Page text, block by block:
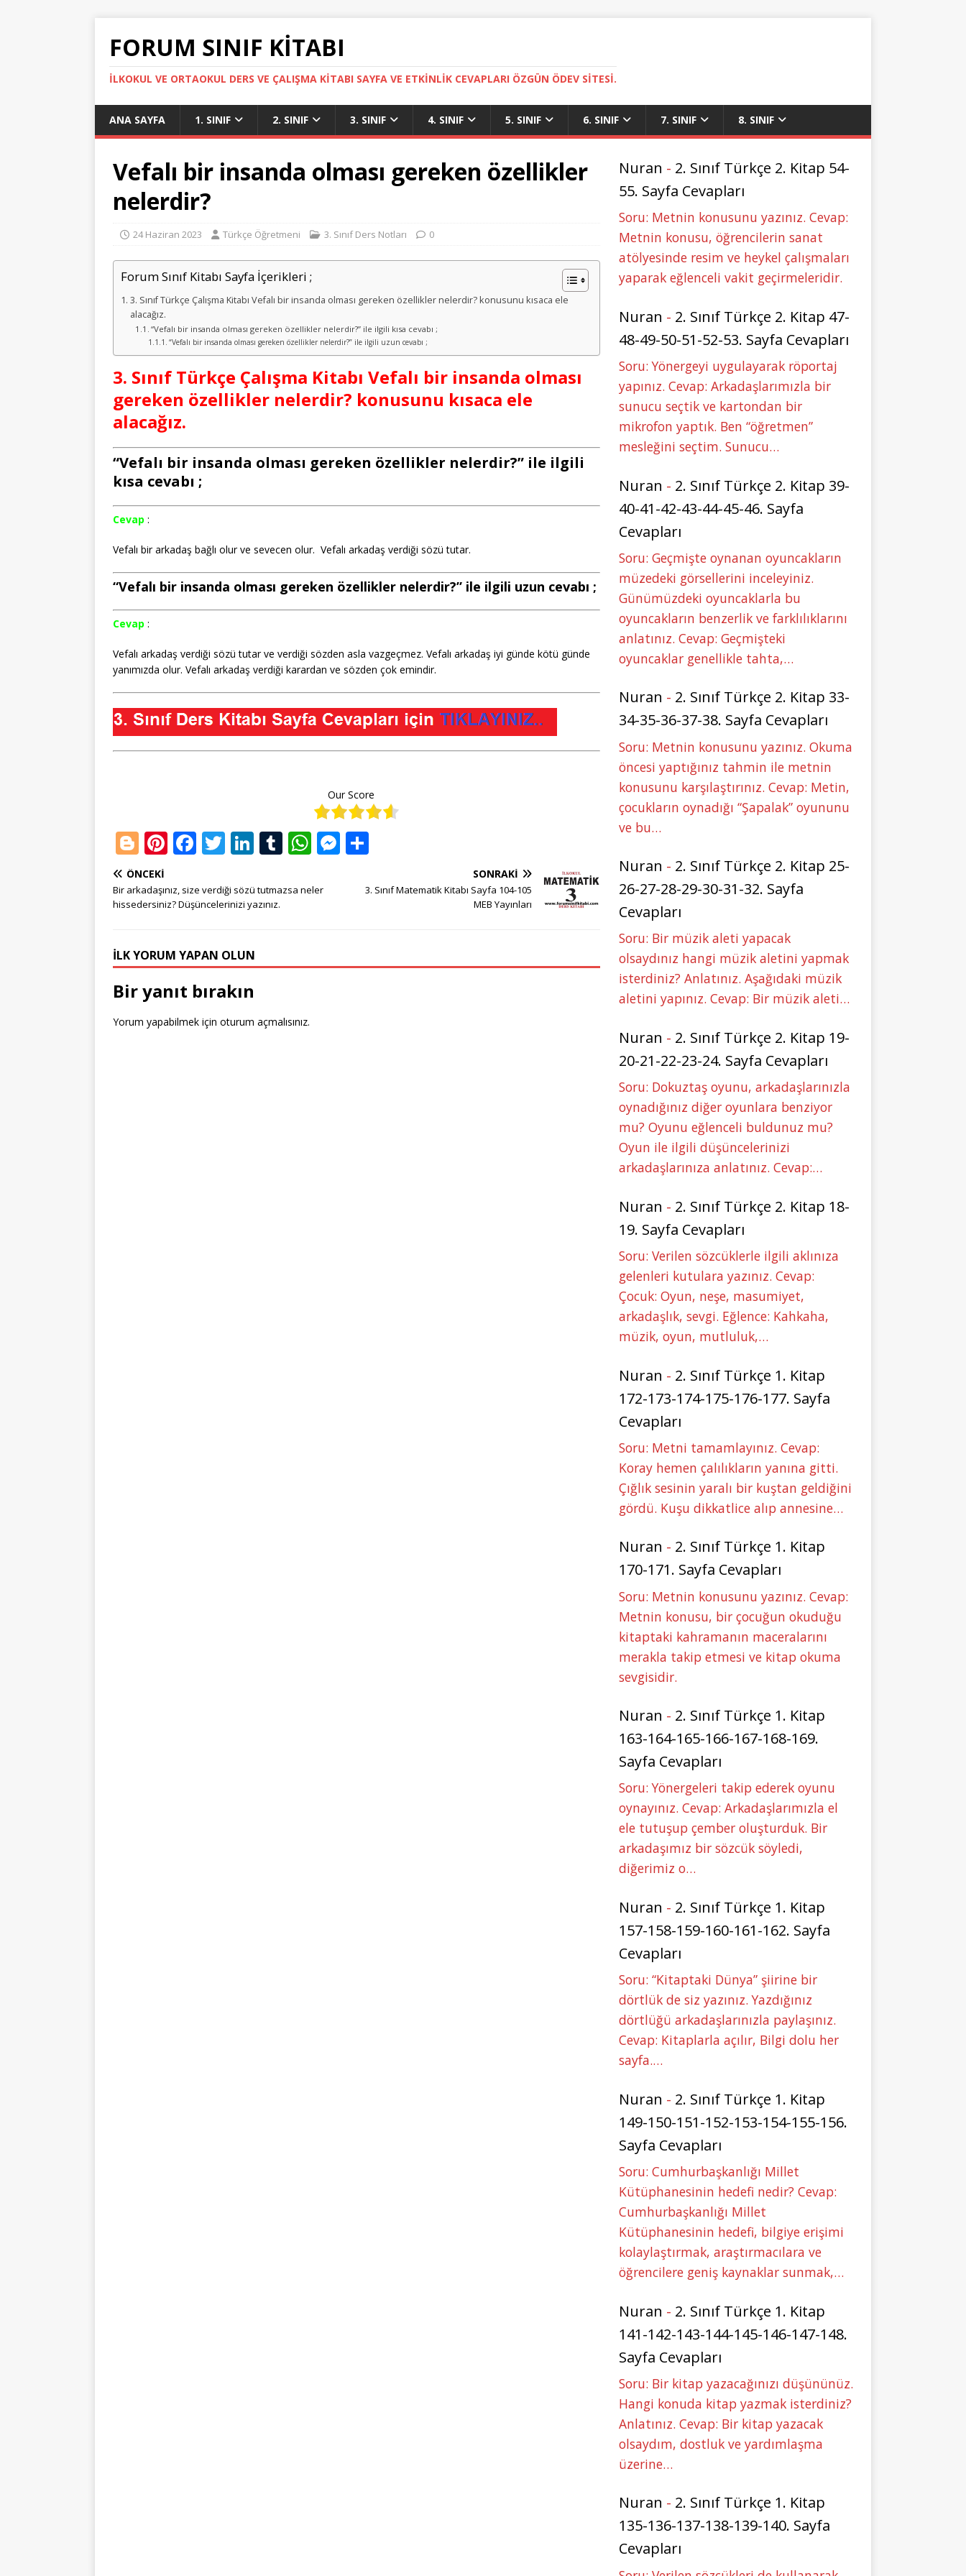
FORUM SINIF KITABI
İLKOKUL VE ORTAOKUL DERS VE ÇALIŞMA KITABI SAYFA VE ETKINLIK CEVAPLARI ÖZGÜN ÖDEV SITESI.
ANA SAYFA 1. SINIF 2. SINIF 3. SINIF 4. SINIF 5. SINIF 6. SINIF 7. SINIF 8. SINIF
Vefalı bir insanda olması gereken özellikler
nelerdir?
24 Haziran 2023 Türkçe Öğretmeni 3. Sınıf Ders Notları 0
Forum Sınıf Kitabı Sayfa İçerikleri ;
3. Sınıf Türkçe Çalışma Kitabı Vefalı bir insanda olması gereken özellikler nelerdir? konusunu kısaca ele
alacağız.
“Vefalı bir insanda olması gereken özellikler nelerdir?” ile ilgili kısa cevabı ;
“Vefalı bir insanda olması gereken özellikler nelerdir?” ile ilgili uzun cevabı ;
3. Sınıf Türkçe Çalışma Kitabı Vefalı bir insanda olması
gereken özellikler nelerdir? konusunu kısaca ele
alacağız.
“Vefalı bir insanda olması gereken özellikler nelerdir?” ile ilgili
kısa cevabı ;
Cevap :
Vefalı bir arkadaş bağlı olur ve sevecen olur. Vefalı arkadaş verdiği sözü tutar.
“Vefalı bir insanda olması gereken özellikler nelerdir?” ile ilgili uzun cevabı ;
Cevap :
Vefalı arkadaş verdiği sözü tutar ve verdiği sözden asla vazgeçmez. Vefalı arkadaş iyi günde kötü günde
yanımızda olur. Vefalı arkadaş verdiği karardan ve sözden çok emindir.
Our Score
Bl
o
g
g
r
Pi
te
r
st
F
c
e
o
o
k
T
it
te
Li
k
e
n
T
m
W
at
p
M
g
ar
ÖNCEKI
Bir arkadaşınız, size verdiği sözü tutmazsa neler
hissedersiniz? Düşüncelerinizi yazınız.
SONRAKI
3. Sınıf Matematik Kitabı Sayfa 104-105
MEB Yayınları
İLK YORUM YAPAN OLUN
Bir yanıt bırakın
Yorum yapabilmek için oturum açmalısınız.
Nuran - 2. Sınıf Türkçe 2. Kitap 54-
55. Sayfa Cevapları
Soru: Metnin konusunu yazınız. Cevap:
Metnin konusu, öğrencilerin sanat
atölyesinde resim ve heykel çalışmaları
yaparak eğlenceli vakit geçirmeleridir.
Nuran - 2. Sınıf Türkçe 2. Kitap 47-
48-49-50-51-52-53. Sayfa Cevapları
Soru: Yönergeyi uygulayarak röportaj
yapınız. Cevap: Arkadaşlarımızla bir
sunucu seçtik ve kartondan bir
mikrofon yaptık. Ben “öğretmen”
mesleğini seçtim. Sunucu…
Nuran - 2. Sınıf Türkçe 2. Kitap 39-
40-41-42-43-44-45-46. Sayfa
Cevapları
Soru: Geçmişte oynanan oyuncakların
müzedeki görsellerini inceleyiniz.
Günümüzdeki oyuncaklarla bu
oyuncakların benzerlik ve farklılıklarını
anlatınız. Cevap: Geçmişteki
oyuncaklar genellikle tahta,…
Nuran - 2. Sınıf Türkçe 2. Kitap 33-
34-35-36-37-38. Sayfa Cevapları
Soru: Metnin konusunu yazınız. Okuma
öncesi yaptığınız tahmin ile metnin
konusunu karşılaştırınız. Cevap: Metin,
çocukların oynadığı “Şapalak” oyununu
ve bu…
Nuran - 2. Sınıf Türkçe 2. Kitap 25-
26-27-28-29-30-31-32. Sayfa
Cevapları
Soru: Bir müzik aleti yapacak
olsaydınız hangi müzik aletini yapmak
isterdiniz? Anlatınız. Aşağıdaki müzik
aletini yapınız. Cevap: Bir müzik aleti…
Nuran - 2. Sınıf Türkçe 2. Kitap 19-
20-21-22-23-24. Sayfa Cevapları
Soru: Dokuztaş oyunu, arkadaşlarınızla
oynadığınız diğer oyunlara benziyor
mu? Oyunu eğlenceli buldunuz mu?
Oyun ile ilgili düşüncelerinizi
arkadaşlarınıza anlatınız. Cevap:…
Nuran - 2. Sınıf Türkçe 2. Kitap 18-
19. Sayfa Cevapları
Soru: Verilen sözcüklerle ilgili aklınıza
gelenleri kutulara yazınız. Cevap:
Çocuk: Oyun, neşe, masumiyet,
arkadaşlık, sevgi. Eğlence: Kahkaha,
müzik, oyun, mutluluk,…
Nuran - 2. Sınıf Türkçe 1. Kitap
172-173-174-175-176-177. Sayfa
Cevapları
Soru: Metni tamamlayınız. Cevap:
Koray hemen çalılıkların yanına gitti.
Çığlık sesinin yaralı bir kuştan geldiğini
gördü. Kuşu dikkatlice alıp annesine…
Nuran - 2. Sınıf Türkçe 1. Kitap
170-171. Sayfa Cevapları
Soru: Metnin konusunu yazınız. Cevap:
Metnin konusu, bir çocuğun okuduğu
kitaptaki kahramanın maceralarını
merakla takip etmesi ve kitap okuma
sevgisidir.
Nuran - 2. Sınıf Türkçe 1. Kitap
163-164-165-166-167-168-169.
Sayfa Cevapları
Soru: Yönergeleri takip ederek oyunu
oynayınız. Cevap: Arkadaşlarımızla el
ele tutuşup çember oluşturduk. Bir
arkadaşımız bir sözcük söyledi,
diğerimiz o…
Nuran - 2. Sınıf Türkçe 1. Kitap
157-158-159-160-161-162. Sayfa
Cevapları
Soru: “Kitaptaki Dünya” şiirine bir
dörtlük de siz yazınız. Yazdığınız
dörtlüğü arkadaşlarınızla paylaşınız.
Cevap: Kitaplarla açılır, Bilgi dolu her
sayfa.…
Nuran - 2. Sınıf Türkçe 1. Kitap
149-150-151-152-153-154-155-156.
Sayfa Cevapları
Soru: Cumhurbaşkanlığı Millet
Kütüphanesinin hedefi nedir? Cevap:
Cumhurbaşkanlığı Millet
Kütüphanesinin hedefi, bilgiye erişimi
kolaylaştırmak, araştırmacılara ve
öğrencilere geniş kaynaklar sunmak,…
Nuran - 2. Sınıf Türkçe 1. Kitap
141-142-143-144-145-146-147-148.
Sayfa Cevapları
Soru: Bir kitap yazacağınızı düşününüz.
Hangi konuda kitap yazmak isterdiniz?
Anlatınız. Cevap: Bir kitap yazacak
olsaydım, dostluk ve yardımlaşma
üzerine…
Nuran - 2. Sınıf Türkçe 1. Kitap
135-136-137-138-139-140. Sayfa
Cevapları